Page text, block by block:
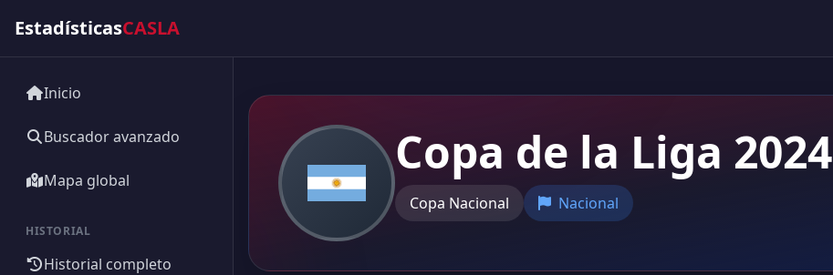
EstadísticasCASLA
Inicio
Buscador avanzado
Mapa global
HISTORIAL
Historial completo
Copa de la Liga 2024
Copa Nacional Nacional